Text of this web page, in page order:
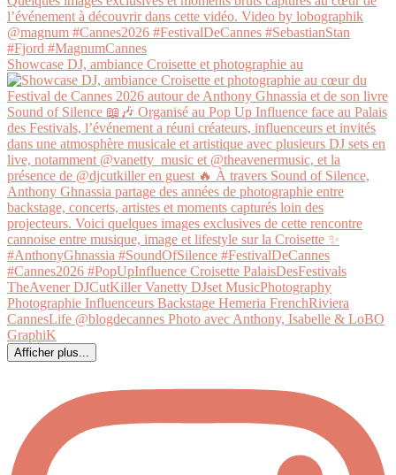
Showcase DJ, ambiance Croisette et photographie au
Afficher plus...